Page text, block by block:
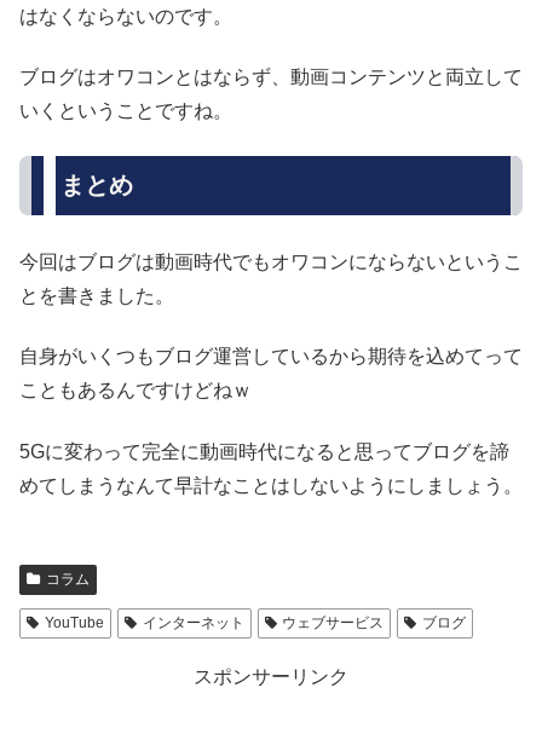
はなくならないのです。
ブログはオワコンとはならず、動画コンテンツと両立して
いくということですね。
まとめ
今回はブログは動画時代でもオワコンにならないというこ
とを書きました。
自身がいくつもブログ運営しているから期待を込めてって
こともあるんですけどねｗ
5Gに変わって完全に動画時代になると思ってブログを諦
めてしまうなんて早計なことはしないようにしましょう。
コラム
YouTube インターネット ウェブサービス ブログ
スポンサーリンク